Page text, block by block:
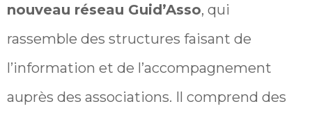
nouveau réseau Guid’Asso, qui
rassemble des structures faisant de
l’information et de l’accompagnement
auprès des associations. Il comprend des